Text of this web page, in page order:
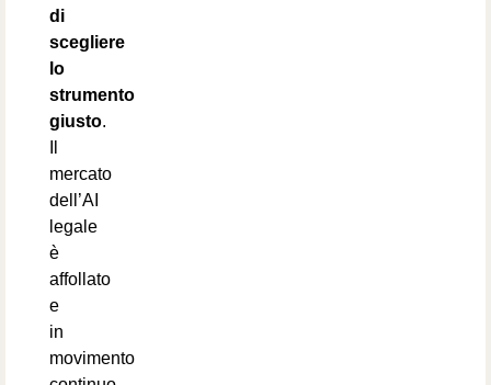
di
scegliere
lo
strumento
giusto.
mercato
dell’AI
legale
è
affollato
e
in
movimento